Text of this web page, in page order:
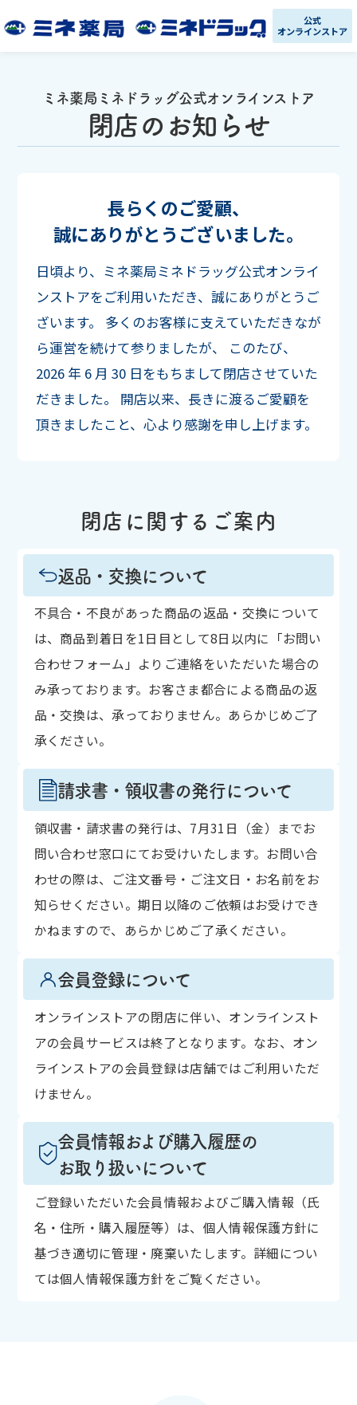
公式
オンラインストア
ミネ薬局ミネドラッグ公式オンラインストア
閉店のお知らせ
長らくのご愛顧、
誠にありがとうございました。
日頃より、ミネ薬局ミネドラッグ公式オンライ
ンストアをご利用いただき、誠にありがとうご
ざいます。
多くのお客様に支えていただきなが
ら運営を続けて参りましたが、
このたび、
2026 年 6 月 30 日をもちまして閉店させていた
だきました。
開店以来、長きに渡るご愛顧を
頂きましたこと、心より感謝を申し上げます。
閉店に関するご案内
返品・交換について
不具合・不良があった商品の返品・交換について
は、商品到着日を1日目として8日以内に「お問い
合わせフォーム」よりご連絡をいただいた場合の
み承っております。お客さま都合による商品の返
品・交換は、承っておりません。あらかじめご了
承ください。
請求書・領収書の発行について
領収書・請求書の発行は、7月31日（金）までお
問い合わせ窓口にてお受けいたします。お問い合
わせの際は、ご注文番号・ご注文日・お名前をお
知らせください。期日以降のご依頼はお受けでき
かねますので、あらかじめご了承ください。
会員登録について
オンラインストアの閉店に伴い、オンラインスト
アの会員サービスは終了となります。なお、オン
ラインストアの会員登録は店舗ではご利用いただ
けません。
会員情報および購入履歴の
お取り扱いについて
ご登録いただいた会員情報およびご購入情報（氏
名・住所・購入履歴等）は、個人情報保護方針に
基づき適切に管理・廃棄いたします。詳細につい
ては個人情報保護方針をご覧ください。